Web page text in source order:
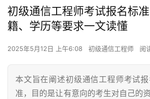
初级通信工程师考试报名标
籍、学历等要求一文读懂
2025年5月12日 上午6:08 初级通信工程师 阅
本文旨在阐述初级通信工程师考试
准，目的是让有意向的考生对自己的